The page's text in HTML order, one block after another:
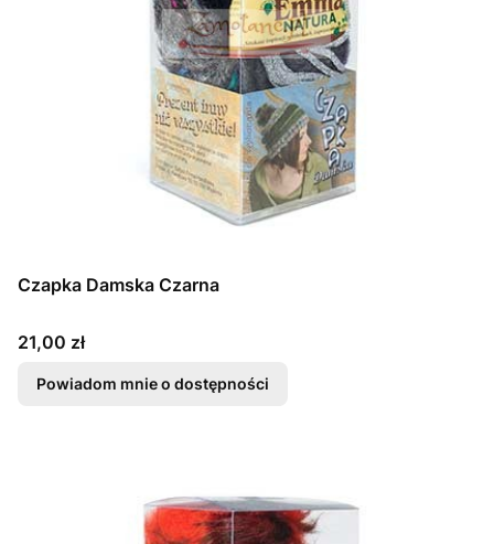
Czapka Damska Czarna
Cena
21,00 zł
Powiadom mnie o dostępności